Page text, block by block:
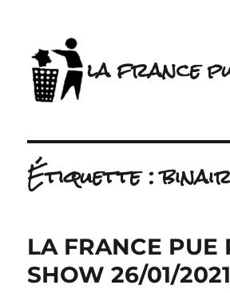
la france
Étiquette :
LA FRANCE PUE
SHOW 26/01/2021